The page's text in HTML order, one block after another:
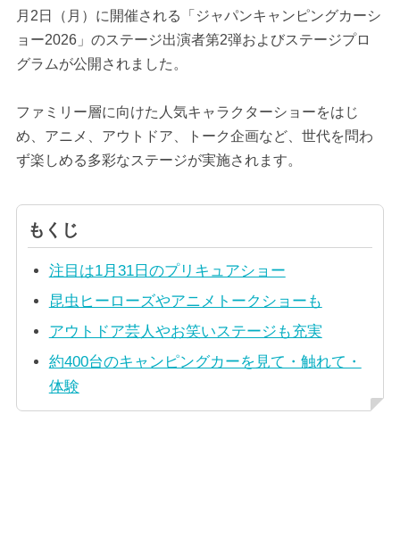
月2日（月）に開催される「ジャパンキャンピングカーシ
ョー2026」のステージ出演者第2弾およびステージプロ
グラムが公開されました。
ファミリー層に向けた人気キャラクターショーをはじ
め、アニメ、アウトドア、トーク企画など、世代を問わ
ず楽しめる多彩なステージが実施されます。
もくじ
注目は1月31日のプリキュアショー
昆虫ヒーローズやアニメトークショーも
アウトドア芸人やお笑いステージも充実
約400台のキャンピングカーを見て・触れて・
体験